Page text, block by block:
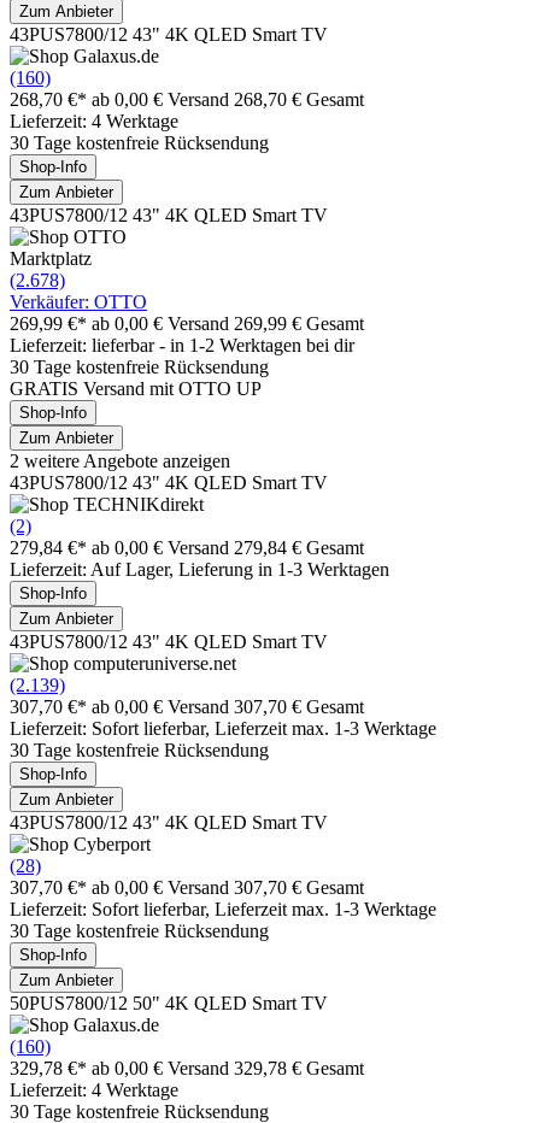
Zum Anbieter
43PUS7800/12 43" 4K QLED Smart TV
(160)
268,70 €* ab 0,00 € Versand 268,70 € Gesamt
Lieferzeit: 4 Werktage
30 Tage kostenfreie Rücksendung
Shop-Info
Zum Anbieter
43PUS7800/12 43" 4K QLED Smart TV
Marktplatz
(2.678)
Verkäufer: OTTO
269,99 €* ab 0,00 € Versand 269,99 € Gesamt
Lieferzeit: lieferbar - in 1-2 Werktagen bei dir
30 Tage kostenfreie Rücksendung
GRATIS Versand mit OTTO UP
Shop-Info
Zum Anbieter
2 weitere Angebote anzeigen
43PUS7800/12 43" 4K QLED Smart TV
(2)
279,84 €* ab 0,00 € Versand 279,84 € Gesamt
Lieferzeit: Auf Lager, Lieferung in 1-3 Werktagen
Shop-Info
Zum Anbieter
43PUS7800/12 43" 4K QLED Smart TV
(2.139)
307,70 €* ab 0,00 € Versand 307,70 € Gesamt
Lieferzeit: Sofort lieferbar, Lieferzeit max. 1-3 Werktage
30 Tage kostenfreie Rücksendung
Shop-Info
Zum Anbieter
43PUS7800/12 43" 4K QLED Smart TV
(28)
307,70 €* ab 0,00 € Versand 307,70 € Gesamt
Lieferzeit: Sofort lieferbar, Lieferzeit max. 1-3 Werktage
30 Tage kostenfreie Rücksendung
Shop-Info
Zum Anbieter
50PUS7800/12 50" 4K QLED Smart TV
(160)
329,78 €* ab 0,00 € Versand 329,78 € Gesamt
Lieferzeit: 4 Werktage
30 Tage kostenfreie Rücksendung